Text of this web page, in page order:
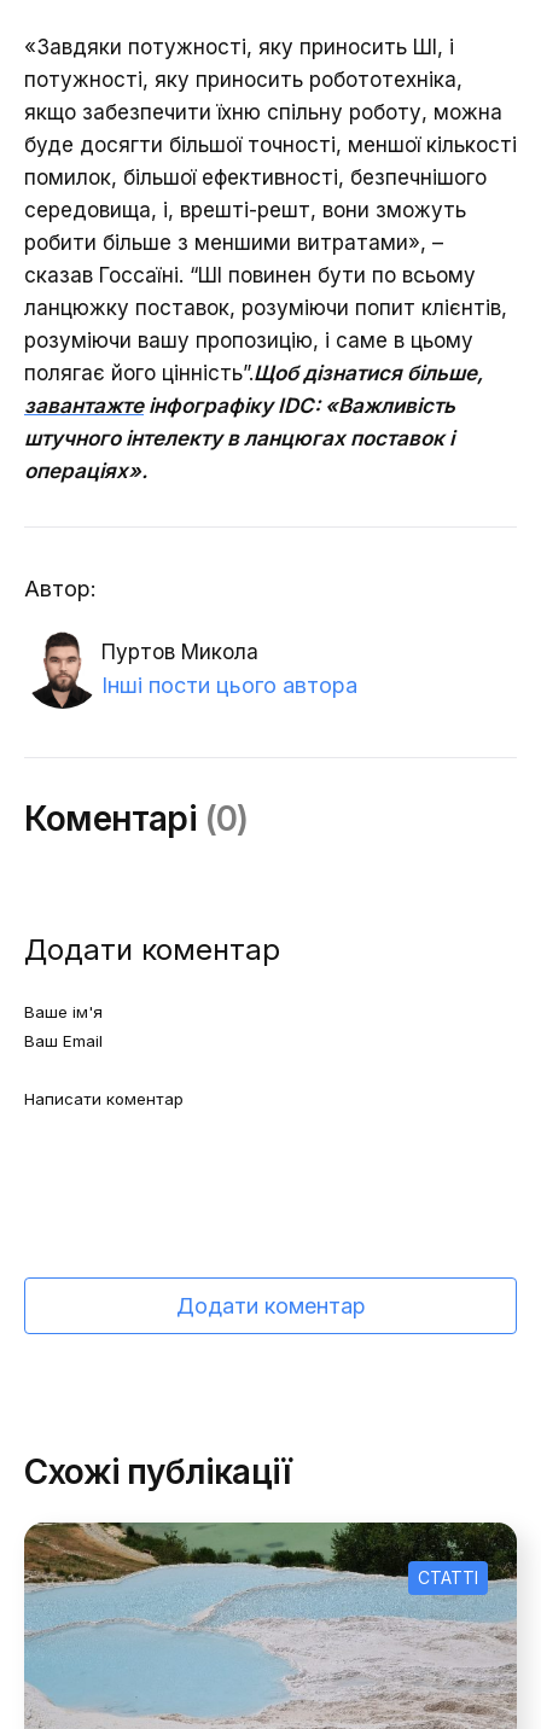
«Завдяки потужності, яку приносить ШІ, і
потужності, яку приносить робототехніка,
якщо забезпечити їхню спільну роботу, можна
буде досягти більшої точності, меншої кількості
помилок, більшої ефективності, безпечнішого
середовища, і, врешті-решт, вони зможуть
робити більше з меншими витратами», –
сказав Госсаїні. “ШІ повинен бути по всьому
ланцюжку поставок, розуміючи попит клієнтів,
розуміючи вашу пропозицію, і саме в цьому
полягає його цінність”.Щоб дізнатися більше,
завантажтеінфографіку IDC: «Важливість
штучного інтелекту в ланцюгах поставок і
операціях».
Автор:
Пуртов Микола
Інші пости цього автора
Коментарі (0)
Додати коментар
Додати коментар
Схожі публікації
СТАТТІ